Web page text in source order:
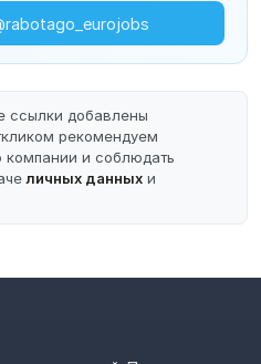
ссылки добавлены
рекомендуем
и соблюдать
личных данных и